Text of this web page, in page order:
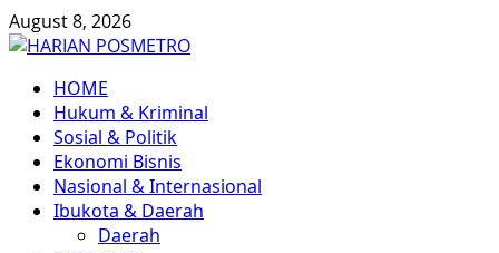
Skip
to
August 8, 2026
Primary
Menu
HOME
Hukum & Kriminal
Sosial & Politik
Ekonomi Bisnis
Nasional & Internasional
Ibukota & Daerah
Daerah